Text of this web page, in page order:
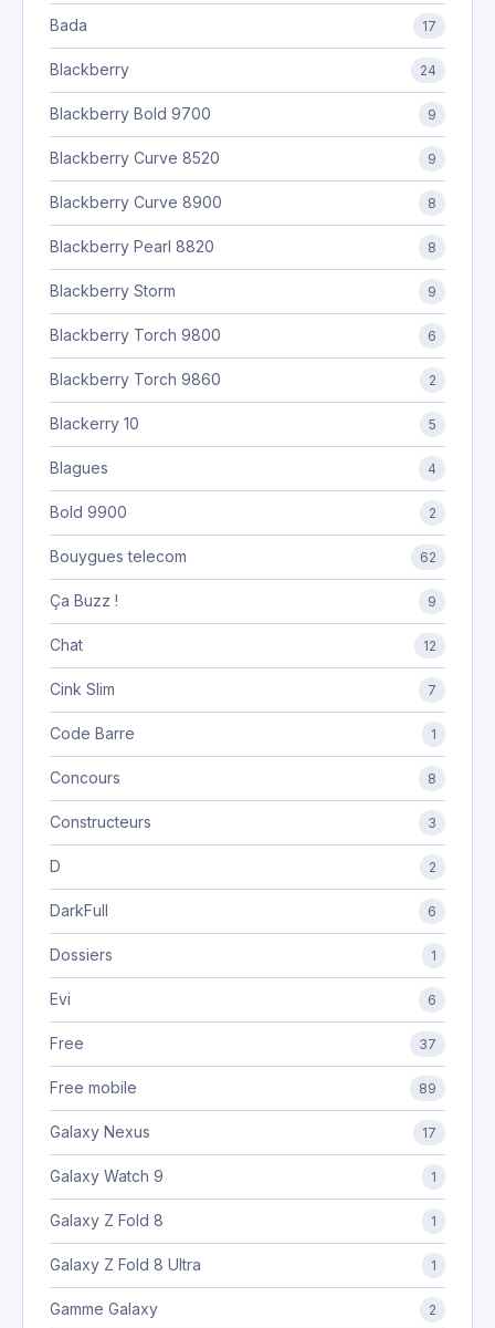
Bada 17
Blackberry 24
Blackberry Bold 9700 9
Blackberry Curve 8520 9
Blackberry Curve 8900 8
Blackberry Pearl 8820 8
Blackberry Storm 9
Blackberry Torch 9800 6
Blackberry Torch 9860 2
Blackerry 10 5
Blagues 4
Bold 9900 2
Bouygues telecom 62
Ça Buzz ! 9
Chat 12
Cink Slim 7
Code Barre 1
Concours 8
Constructeurs 3
D 2
DarkFull 6
Dossiers 1
Evi 6
Free 37
Free mobile 89
Galaxy Nexus 17
Galaxy Watch 9 1
Galaxy Z Fold 8 1
Galaxy Z Fold 8 Ultra 1
Gamme Galaxy 2